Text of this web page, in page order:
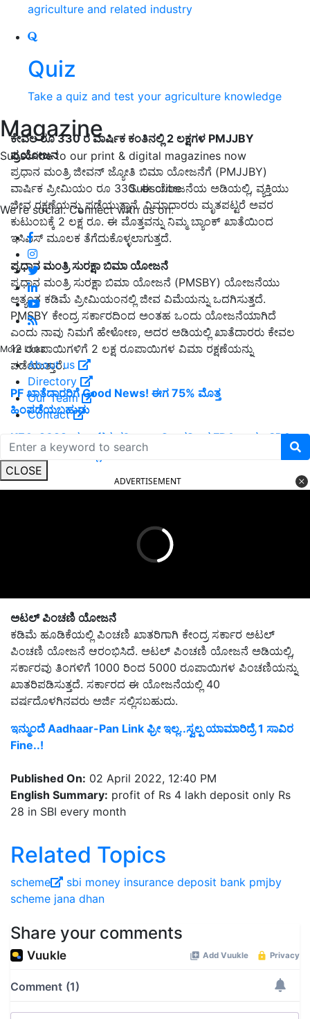
agriculture and related industry
Quiz
Take a quiz and test your agriculture knowledge
Magazine
Subscribe to our print & digital magazines now
Subscribe
We're social. Connect with us on:
More Links
About us
Directory
Our Team
Contact
CLOSE
ಕೇವಲ ರೂ 330 ರ ವಾರ್ಷಿಕ ಕಂತಿನಲ್ಲಿ 2 ಲಕ್ಷಗಳ PMJJBY
ಪ್ರಯೋಜನ
ಪ್ರಧಾನ ಮಂತ್ರಿ ಜೀವನ್ ಜ್ಯೋತಿ ಬಿಮಾ ಯೋಜನೆಗೆ (PMJJBY)
ವಾರ್ಷಿಕ ಪ್ರೀಮಿಯಂ ರೂ 330. ಈ ಯೋಜನೆಯ ಅಡಿಯಲ್ಲಿ, ವ್ಯಕ್ತಿಯು
ಜೀವ ರಕ್ಷಣೆಯನ್ನು ಪಡೆಯುತ್ತಾನೆ. ವಿಮಾದಾರರು ಮೃತಪಟ್ಟರೆ ಅವರ
ಕುಟುಂಬಕ್ಕೆ 2 ಲಕ್ಷ ರೂ. ಈ ಮೊತ್ತವನ್ನು ನಿಮ್ಮ ಬ್ಯಾಂಕ್ ಖಾತೆಯಿಂದ
ಇಸಿಎಸ್ ಮೂಲಕ ತೆಗೆದುಕೊಳ್ಳಲಾಗುತ್ತದೆ.
ಪ್ರಧಾನ ಮಂತ್ರಿ ಸುರಕ್ಷಾ ಬಿಮಾ ಯೋಜನೆ
ಪ್ರಧಾನ ಮಂತ್ರಿ ಸುರಕ್ಷಾ ಬಿಮಾ ಯೋಜನೆ (PMSBY) ಯೋಜನೆಯು
ಅತ್ಯಂತ ಕಡಿಮೆ ಪ್ರೀಮಿಯಂನಲ್ಲಿ ಜೀವ ವಿಮೆಯನ್ನು ಒದಗಿಸುತ್ತದೆ.
PMSBY ಕೇಂದ್ರ ಸರ್ಕಾರದಿಂದ ಅಂತಹ ಒಂದು ಯೋಜನೆಯಾಗಿದೆ
ಎಂದು ನಾವು ನಿಮಗೆ ಹೇಳೋಣ, ಅದರ ಅಡಿಯಲ್ಲಿ ಖಾತೆದಾರರು ಕೇವಲ
12 ರೂಪಾಯಿಗಳಿಗೆ 2 ಲಕ್ಷ ರೂಪಾಯಿಗಳ ವಿಮಾ ರಕ್ಷಣೆಯನ್ನು
ಪಡೆಯುತ್ತಾರೆ.
PF ಖಾತೆದಾರರಿಗೆ Good News! ಈಗ 75% ಮೊತ್ತ
ಹಿಂಪಡೆಯಬಹುದು
KEA-2022; ಕರ್ನಾಟಕ ಪರೀಕ್ಷಾ ಪ್ರಾಧಿಕಾರದಿಂದ FDA ಹಾಗೂ SDA
ನೇಮಕಾತಿ ಶುರು.. ಇಲ್ಲಿದೆ ಪೂರ್ಣ ಮಾಹಿತಿ
ADVERTISEMENT
ಅಟಲ್ ಪಿಂಚಣಿ ಯೋಜನೆ
ಕಡಿಮೆ ಹೂಡಿಕೆಯಲ್ಲಿ ಪಿಂಚಣಿ ಖಾತರಿಗಾಗಿ ಕೇಂದ್ರ ಸರ್ಕಾರ ಅಟಲ್
ಪಿಂಚಣಿ ಯೋಜನೆ ಆರಂಭಿಸಿದೆ. ಅಟಲ್ ಪಿಂಚಣಿ ಯೋಜನೆ ಅಡಿಯಲ್ಲಿ,
ಸರ್ಕಾರವು ತಿಂಗಳಿಗೆ 1000 ರಿಂದ 5000 ರೂಪಾಯಿಗಳ ಪಿಂಚಣಿಯನ್ನು
ಖಾತರಿಪಡಿಸುತ್ತದೆ. ಸರ್ಕಾರದ ಈ ಯೋಜನೆಯಲ್ಲಿ 40
ವರ್ಷದೊಳಗಿನವರು ಅರ್ಜಿ ಸಲ್ಲಿಸಬಹುದು.
ಇನ್ಮುಂದೆ Aadhaar-Pan Link ಫ್ರೀ ಇಲ್ಲ..ಸ್ವಲ್ಪ ಯಾಮಾರಿದ್ರೆ 1 ಸಾವಿರ
Fine..!
Published On: 02 April 2022, 12:40 PM
English Summary: profit of Rs 4 lakh deposit only Rs
28 in SBI every month
Related Topics
scheme sbi money insurance deposit bank pmjby
scheme jana dhan
Share your comments